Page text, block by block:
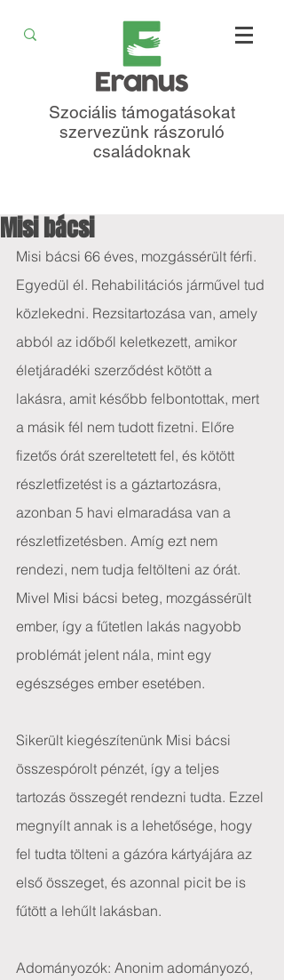
Szociális támogatásokat
szervezünk rászoruló
családoknak
Misi bácsi
Misi bácsi 66 éves, mozgássérült férfi.
Egyedül él. Rehabilitációs járművel tud
közlekedni. Rezsitartozása van, amely
abból az időből keletkezett, amikor
életjáradéki szerződést kötött a
lakásra, amit később felbontottak, mert
a másik fél nem tudott fizetni. Előre
fizetős órát szereltetett fel, és kötött
részletfizetést is a gáztartozásra,
azonban 5 havi elmaradása van a
részletfizetésben. Amíg ezt nem
rendezi, nem tudja feltölteni az órát.
Mivel Misi bácsi beteg, mozgássérült
ember, így a fűtetlen lakás nagyobb
problémát jelent nála, mint egy
egészséges ember esetében.
Sikerült kiegészítenünk Misi bácsi
összespórolt pénzét, így a teljes
tartozás összegét rendezni tudta. Ezzel
megnyílt annak is a lehetősége, hogy
fel tudta tölteni a gázóra kártyájára az
első összeget, és azonnal picit be is
fűtött a lehűlt lakásban.
Adományozók: Anonim adományozó,